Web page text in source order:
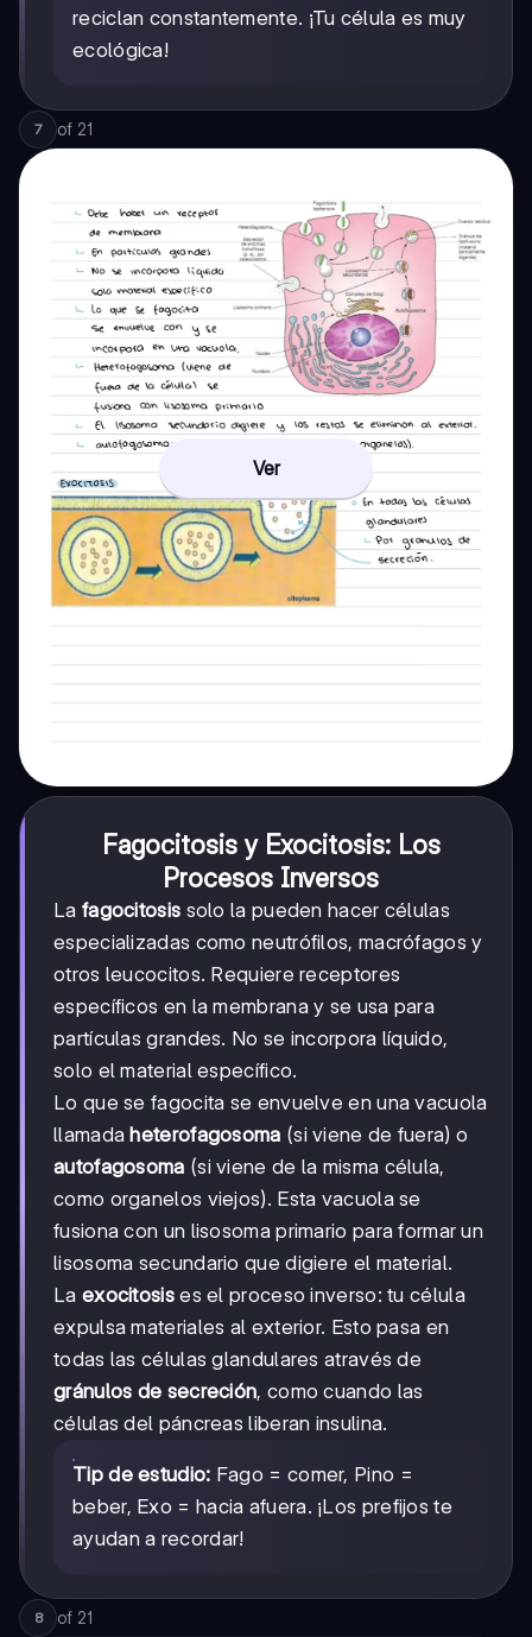
reciclan constantemente. ¡Tu célula es muy
ecológica!
7 of 21
Ver
Fagocitosis y Exocitosis: Los
Procesos Inversos
La fagocitosis solo la pueden hacer células
especializadas como neutrófilos, macrófagos y
otros leucocitos. Requiere receptores
específicos en la membrana y se usa para
partículas grandes. No se incorpora líquido,
solo el material específico.
Lo que se fagocita se envuelve en una vacuola
llamada heterofagosoma (si viene de fuera) o
autofagosoma (si viene de la misma célula,
como organelos viejos). Esta vacuola se
fusiona con un lisosoma primario para formar un
lisosoma secundario que digiere el material.
La exocitosises el proceso inverso: tu célula
expulsa materiales al exterior. Esto pasa en
todas las células glandulares através de
gránulos de secreción, como cuando las
células del páncreas liberan insulina.
Tip de estudio: Fago = comer, Pino =
beber, Exo = hacia afuera. ¡Los prefijos te
ayudan a recordar!
8 of 21